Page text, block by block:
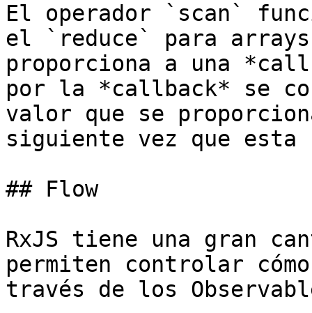
El operador `scan`
el `reduce` para
proporciona a una
por la *callback* se
valor que se
siguiente vez que esta
## Flow
RxJS tiene una gran
permiten controlar
través de los